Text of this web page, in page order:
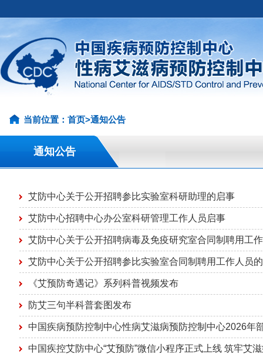
当前位置： 首页>通知公告
通知公告
艾防中心关于公开招聘参比实验室科研助理的启事
艾防中心招聘中心办公室科研管理工作人员启事
艾防中心关于公开招聘病毒及免疫研究室合同制聘用工
艾防中心关于公开招聘参比实验室合同制聘用工作人员
《艾预防奇遇记》系列科普视频发布
防艾三句半科普套图发布
中国疾病预防控制中心性病艾滋病预防控制中心2026年
中国疾控艾防中心“艾预防”微信小程序正式上线 筑牢艾